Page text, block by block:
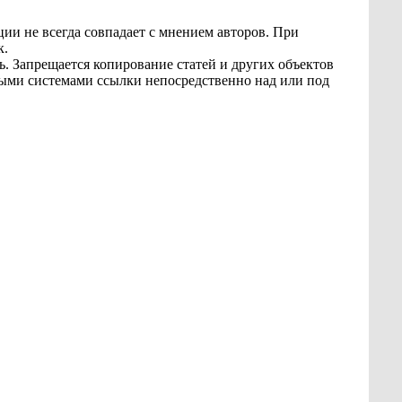
не всегда совпадает с мнением авторов. При
копирование статей и других объектов
системами ссылки непосредственно над или под